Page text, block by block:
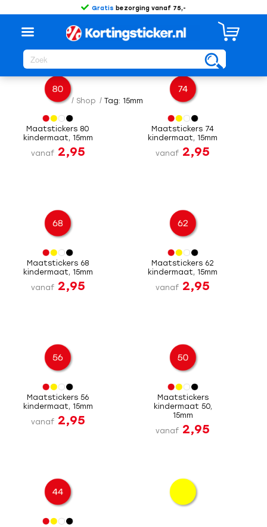
Gratis bezorging vanaf 75,-
/ Shop / Tag: 15mm
Sorteer opStandaard
Maatstickers 80
kindermaat, 15mm
vanaf 2,95
Maatstickers 74
kindermaat, 15mm
vanaf 2,95
Maatstickers 68
kindermaat, 15mm
vanaf 2,95
Maatstickers 62
kindermaat, 15mm
vanaf 2,95
Maatstickers 56
kindermaat, 15mm
vanaf 2,95
Maatstickers
kindermaat 50,
15mm
vanaf 2,95